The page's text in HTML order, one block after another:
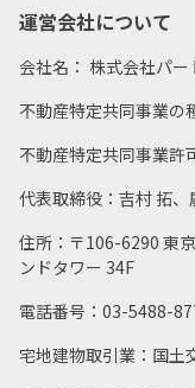
運営会社について
会社名： 株式会社パー
不動産特定共同事業の
不動産特定共同事業許
代表取締役：吉村 拓、
住所：〒106-6290 東
ンドタワー 34F
電話番号：03-5488-
宅地建物取引業：国土